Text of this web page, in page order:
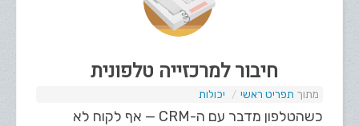
חיבור למרכזייה טלפונית
תפריט ראשי יכולות
כשהטלפון מדבר עם ה-CRM — אף לקוח לא